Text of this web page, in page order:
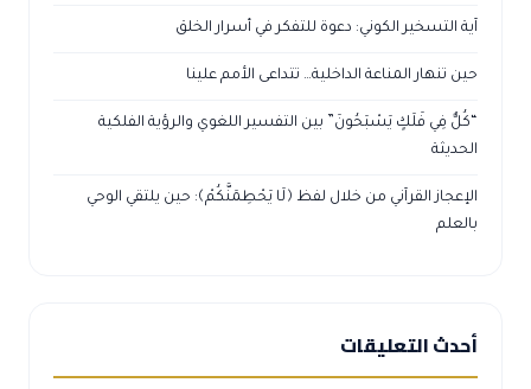
آية التسخير الكوني: دعوة للتفكر في أسرار الخلق
حين تنهار المناعة الداخلية… تتداعى الأمم علينا
“كُلٌّ فِي فَلَكٍ يَسْبَحُونَ” بين التفسير اللغوي والرؤية الفلكية
الحديثة
الإعجاز القرآني من خلال لفظ ﴿لَا يَحْطِمَنَّكُمْ﴾: حين يلتقي الوحي
بالعلم
أحدث التعليقات